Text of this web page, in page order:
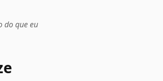
do que eu